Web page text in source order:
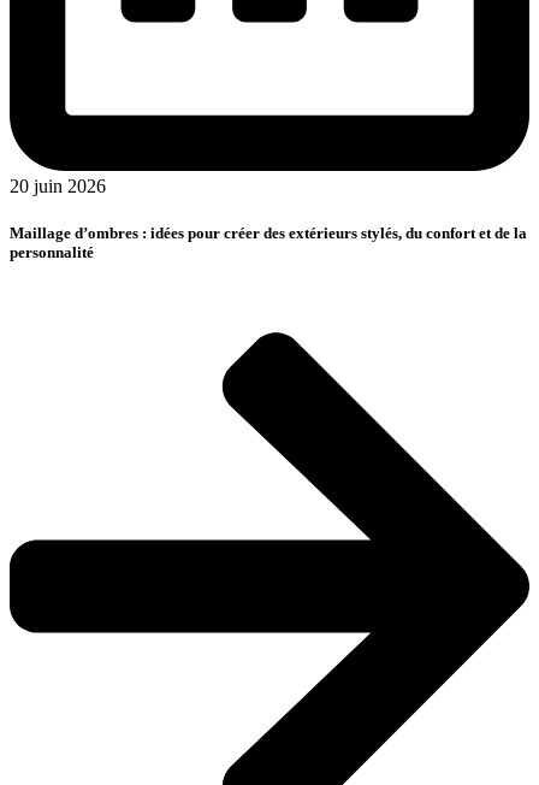
20 juin 2026
Maillage d’ombres : idées pour créer des extérieurs stylés, du confort et de la
personnalité